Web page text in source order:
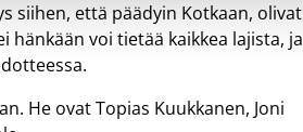
siihen, että päädyin Kotkaan, olivat
hänkään voi tietää kaikkea lajista, ja
He ovat Topias Kuukkanen, Joni